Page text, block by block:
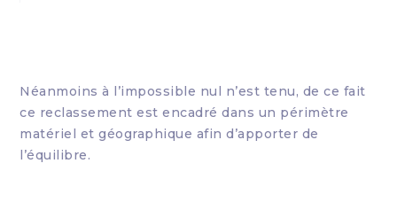
Néanmoins à l’impossible nul n’est tenu, de ce fait
ce reclassement est encadré dans un périmètre
matériel et géographique afin d’apporter de
l’équilibre.